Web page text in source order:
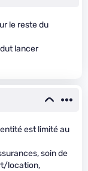
le reste du
lancer
est limité au
soin de
location,